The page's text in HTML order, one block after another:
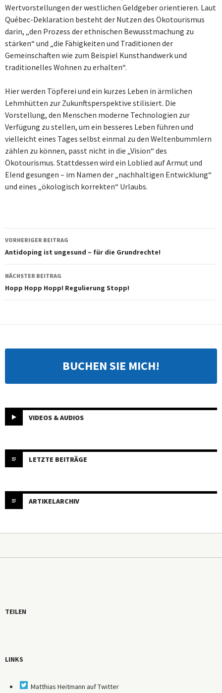
Wertvorstellungen der westlichen Geldgeber orientieren. Laut
Québec-Deklaration besteht der Nutzen des Ökotourismus
darin, „den Prozess der ethnischen Bewusstmachung zu
stärken“ und „die Fähigkeiten und Traditionen der
Gemeinschaften wie zum Beispiel Kunsthandwerk und
traditionelles Wohnen zu erhalten“.
Hier werden Töpferei und ein kurzes Leben in ärmlichen
Lehmhütten zur Zukunftsperspektive stilisiert. Die
Vorstellung, den Menschen moderne Technologien zur
Verfügung zu stellen, um ein besseres Leben führen und
vielleicht eines Tages selbst einmal zu den Weltenbummlern
zählen zu können, passt nicht in die „Vision“ des
Ökotourismus. Stattdessen wird ein Loblied auf Armut und
Elend gesungen – im Namen der „nachhaltigen Entwicklung“
und eines „ökologisch korrekten“ Urlaubs.
Beitragsnavigation
VORHERIGER BEITRAG
Antidoping ist ungesund – für die Grundrechte!
NÄCHSTER BEITRAG
Hopp Hopp Hopp! Regulierung Stopp!
BUCHEN SIE MICH!
VIDEOS & AUDIOS
LETZTE BEITRÄGE
ARTIKELARCHIV
TEILEN
LINKS
Matthias Heitmann auf Twitter